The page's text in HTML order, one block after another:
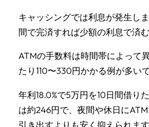
キャッシングでは利息が発生し
間で完済すれば少額の利息で済む
ATMの手数料は時間帯によって
たり110〜330円かかる例が多いで
年利18.0%で5万円を10日間借り
は約246円で、夜間や休日に
引き出すよりも安く抑えられます